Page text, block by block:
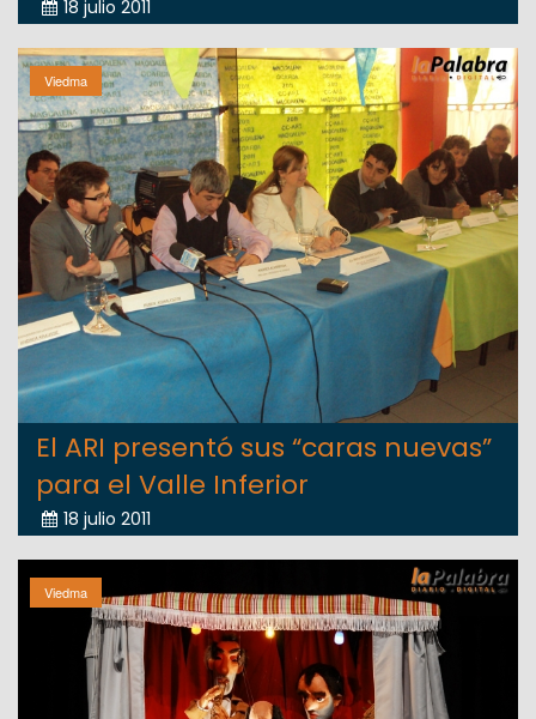
18 julio 2011
Viedma
El ARI presentó sus “caras nuevas”
para el Valle Inferior
18 julio 2011
Viedma